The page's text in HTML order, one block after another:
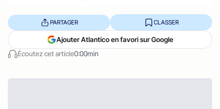
Écoutez cet article0:00min
PARTAGER CLASSER
Ajouter Atlantico en favori sur Google